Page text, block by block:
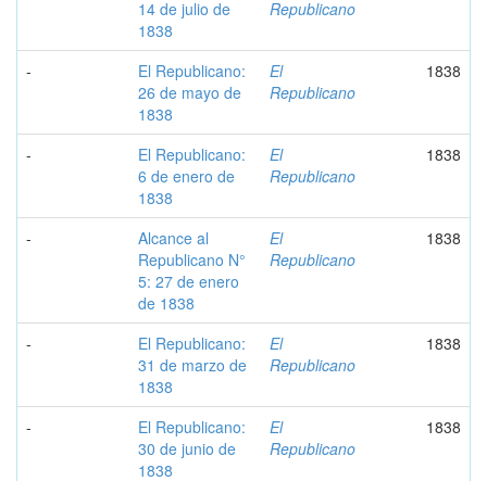
14 de julio de
1838
Republicano
-
El Republicano:
26 de mayo de
1838
El
Republicano
1838
-
El Republicano:
6 de enero de
1838
El
Republicano
1838
-
Alcance al
Republicano N°
5: 27 de enero
de 1838
El
Republicano
1838
-
El Republicano:
31 de marzo de
1838
El
Republicano
1838
-
El Republicano:
30 de junio de
1838
El
Republicano
1838